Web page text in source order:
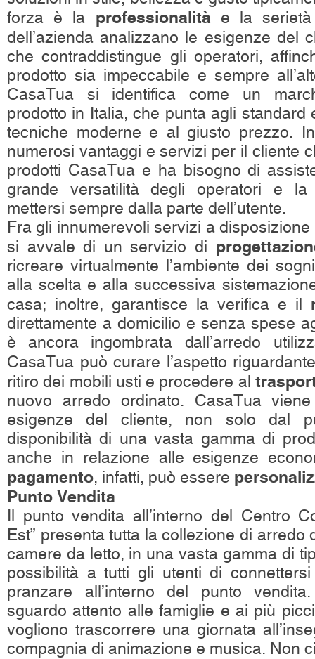
forza è la professionalità e la
dell’azienda analizzano le esigenze del
che contraddistingue gli operatori,
prodotto sia impeccabile e sempre
CasaTua si identifica come un
prodotto in Italia, che punta agli standard
tecniche moderne e al giusto prezzo.
numerosi vantaggi e servizi per il cliente
prodotti CasaTua e ha bisogno di
grande versatilità degli operatori e la
mettersi sempre dalla parte dell’utente.
Fra gli innumerevoli servizi a
si avvale di un servizio di
ricreare virtualmente l’ambiente dei
alla scelta e alla successiva
casa; inoltre, garantisce la verifica e il
direttamente a domicilio e senza spese
è ancora ingombrata dall’arredo
CasaTua può curare l’aspetto
ritiro dei mobili usti e procedere al
nuovo arredo ordinato. CasaTua
esigenze del cliente, non solo dal
disponibilità di una vasta gamma di
anche in relazione alle esigenze
pagamento, infatti, può essere
Punto Vendita
Il punto vendita all’interno del Centro
Est” presenta tutta la collezione di arredo
camere da letto, in una vasta gamma di
possibilità a tutti gli utenti di
pranzare all’interno del punto
sguardo attento alle famiglie e ai più
vogliono trascorrere una giornata
compagnia di animazione e musica. Non